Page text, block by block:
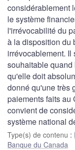
considérablement
le système
l'irrévocabilité du
à la disposition du
irrévocablement.
souhaitable
qu'elle doit
donné qu'une très
paiements faits au
convient de
système national
Type(s) de contenu :
Banque du Canada